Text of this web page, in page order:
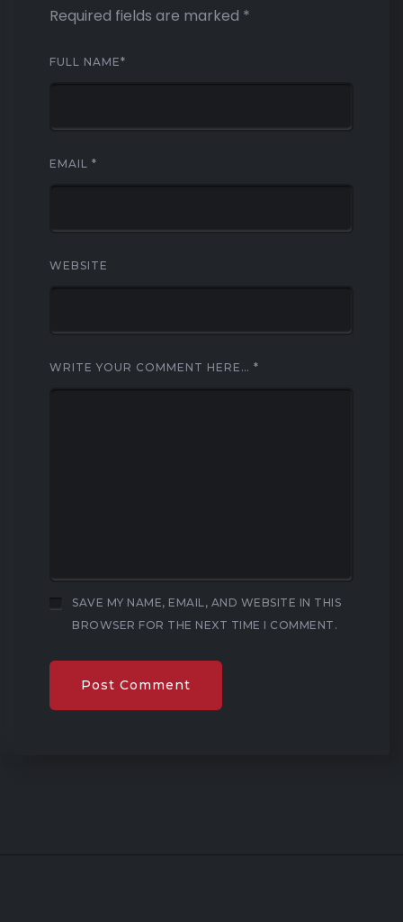
Required fields are marked *
FULL NAME*
EMAIL *
WEBSITE
WRITE YOUR COMMENT HERE… *
SAVE MY NAME, EMAIL, AND WEBSITE IN THIS
BROWSER FOR THE NEXT TIME I COMMENT.